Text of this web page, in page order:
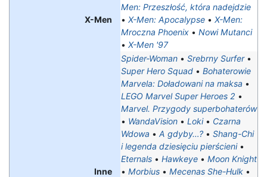
X-Men
Men: Przeszłość, która nadejdzie
• X-Men: Apocalypse • X-Men:
Mroczna Phoenix • Nowi Mutanci
• X-Men '97
Inne
Spider-Woman • Srebrny Surfer•
Super Hero Squad • Bohaterowie
Marvela: Doładowani na maksa‎ •
LEGO Marvel Super Heroes 2 •
Marvel. Przygody superbohaterów
• WandaVision • Loki• Czarna
Wdowa • A gdyby…? • Shang-Chi
i legenda dziesięciu pierścieni•
Eternals • Hawkeye • Moon Knight
• Morbius • Mecenas She-Hulk •